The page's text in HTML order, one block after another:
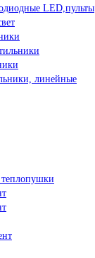
LED,пульты
линейные
теплопушки